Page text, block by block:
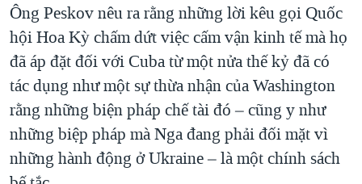
Ông Peskov nêu ra rằng những lời kêu gọi Quốc
hội Hoa Kỳ chấm dứt việc cấm vận kinh tế mà họ
đã áp đặt đối với Cuba từ một nửa thế kỷ đã có
tác dụng như một sự thừa nhận của Washington
rằng những biện pháp chế tài đó – cũng y như
những biệp pháp mà Nga đang phải đối mặt vì
những hành động ở Ukraine – là một chính sách